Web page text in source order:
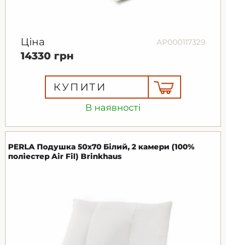
В наявності
Ціна АР000117329
14330 грн
КУПИТИ
PERLA Подушка 50х70 Білий, 2 камери (100%
поліестер Air Fil) Brinkhaus